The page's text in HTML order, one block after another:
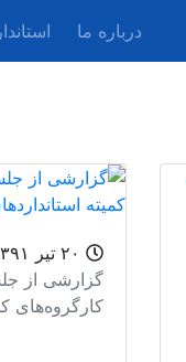
درباره ما
گزارشی از
کارگروه‌های